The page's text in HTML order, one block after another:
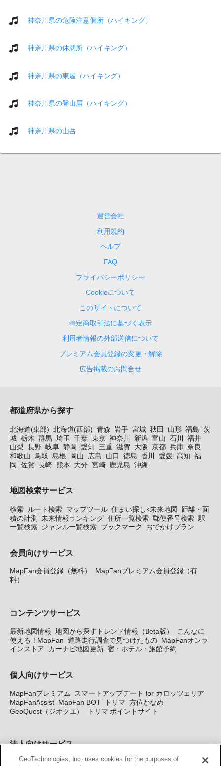
神奈川県の危険注意個所（ハイキング）
神奈川県の休憩所（ハイキング）
神奈川県の東屋（ハイキング）
神奈川県の登山届（ハイキング）
神奈川県の山岳
運営会社
利用規約
ヘルプ
FAQ
プライバシーポリシー
Cookieについて
このサイトについて
特定商取引法に基づく表示
利用者情報の外部送信について
プレミアム会員登録の変更・解除
広告掲載のお問合せ
都道府県から探す
北海道(東部) 北海道(西部) 青森 岩手 宮城 秋田 山形 福島 茨
城 栃木 群馬 埼玉 千葉 東京 神奈川 新潟 富山 石川
福井
山梨 長野 岐阜 静岡 愛知 三重 滋賀 大阪 京都 兵庫 奈良
和歌山
鳥取 島根 岡山 広島 山口 徳島 香川 愛媛 高知 福
岡
佐賀 長崎 熊本 大分 宮崎 鹿児島 沖縄
地図検索サービス
検索 ルート検索 マップツール 住まい探し×未来地図
距離・面
積の計測 未来情報ランキング 住所一覧検索 郵便番号検索 駅
一覧検索 ジャンル一覧検索 ブックマーク おでかけプラン
会員向けサービス
MapFan会員登録（無料）
MapFanプレミアム会員登録（有
料）
コンテンツサービス
最新地図情報 地図から探すトレンド情報（Beta版）
こんなに
使える！MapFan 道路走行調査で見つけたもの MapFanオンラ
インストア
カーナビ地図更新 宿・ホテル・旅館予約
個人向けサービス
MapFanプレミアム
スマートアップデート for カロッツェリア
MapFanAssist MapFan BOT トリマ 方位かなめ
GeoQuest（ジオクエ）
トリマ ポイントサイト
法人向けサービス
法人向け地図・位置情報サービス WEBサイト・システム向け地
GeoTechnologies, Inc. uses cookies for the purposes of